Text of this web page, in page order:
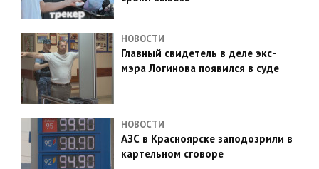
НОВОСТИ
Главный свидетель в деле экс-
мэра Логинова появился в суде
НОВОСТИ
АЗС в Красноярске заподозрили в
картельном сговоре